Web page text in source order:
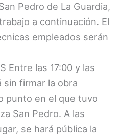
Pedro de La Guardia,
a continuación. El
empleados serán
Entre las 17:00 y las
sin firmar la obra
punto en el que tuvo
San Pedro. A las
se hará pública la